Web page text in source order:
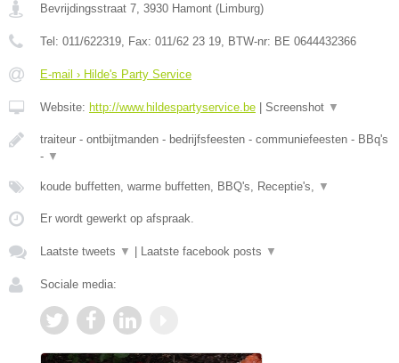
Bevrijdingsstraat 7 3930 Hamont ( Limburg)
Tel: 011/622319 , Fax: 011/62 23 19 , BTW-nr: BE 0644432366
E-mail › Hilde's Party Service
Website: http://www.hildespartyservice.be Screenshot ▼
traiteur - ontbijtmanden - bedrijfsfeesten - communiefeesten - BBq's
- ▼
koude buffetten, warme buffetten, BBQ's, Receptie's, ▼
Er wordt gewerkt op afspraak.
Laatste tweets ▼ Laatste facebook posts ▼
Sociale media: